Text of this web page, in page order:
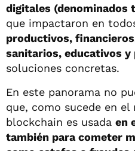
digitales (denominados
que impactaron en
productivos,
sanitarios, educativos
soluciones concretas.
En este panorama no
que, como sucede en el
blockchain es usada en
también para cometer